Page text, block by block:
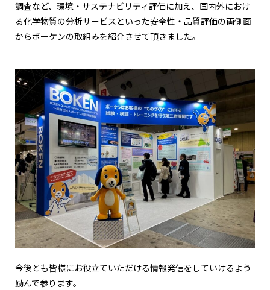
調査など、環境・サステナビリティ評価に加え、国内外におけ
る化学物質の分析サービスといった安全性・品質評価の両側面
からボーケンの取組みを紹介させて頂きました。
今後とも皆様にお役立ていただける情報発信をしていけるよう
励んで参ります。